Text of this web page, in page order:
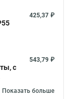
425,37 ₽
с
543,79 ₽
Показать больше